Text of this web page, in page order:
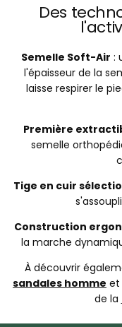
Des
Semelle Soft-Air :
l'épaisseur de la
laisse respirer le
Première
semelle
Tige en cuir
Construction
la marche
À découvrir
sandales homme et
de la